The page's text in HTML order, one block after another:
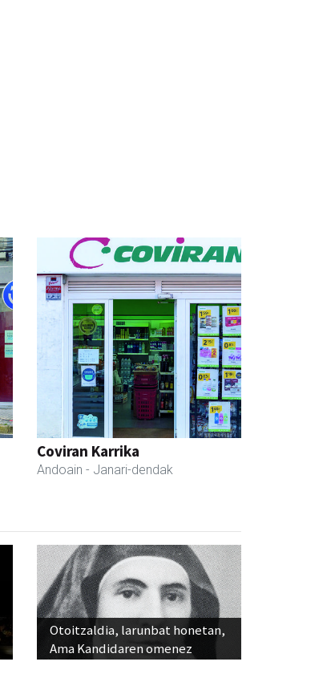
Coviran Karrika
Andoain - Janari-dendak
Otoitzaldia, larunbat honetan,
Ama Kandidaren omenez